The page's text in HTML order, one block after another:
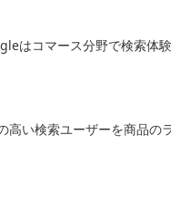
はコマース分野で検索体
い検索ユーザーを商品の